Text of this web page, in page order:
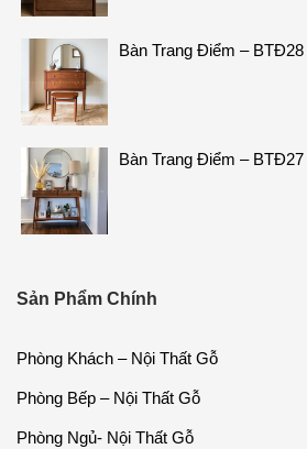
Bàn Trang Điểm – BTĐ28
Bàn Trang Điểm – BTĐ27
Sản Phẩm Chính
Phòng Khách – Nội Thất Gỗ
Phòng Bếp – Nội Thất Gỗ
Phòng Ngủ- Nội Thất Gỗ